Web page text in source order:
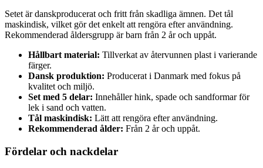
Setet är danskproducerat och fritt från skadliga ämnen. Det tål
maskindisk, vilket gör det enkelt att rengöra efter användning.
Rekommenderad åldersgrupp är barn från 2 år och uppåt.
Hållbart material: Tillverkat av återvunnen plast i varierande
färger.
Dansk produktion: Producerat i Danmark med fokus på
kvalitet och miljö.
Set med 5 delar: Innehåller hink, spade och sandformar för
lek i sand och vatten.
Tål maskindisk: Lätt att rengöra efter användning.
Rekommenderad ålder: Från 2 år och uppåt.
Fördelar och nackdelar